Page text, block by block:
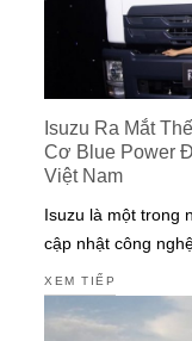
Isuzu Ra Mắt
Cơ Blue Power
Việt Nam
Isuzu là một trong
cập nhật công
XEM TIẾP